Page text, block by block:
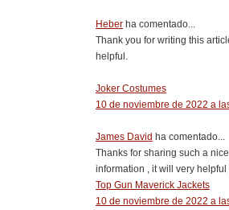
Heber ha comentado...
Thank you for writing this
helpful.
Joker Costumes
10 de noviembre de 2022 a
James David ha comentado...
Thanks for sharing such a
information , it will very helpful
Top Gun Maverick Jackets
10 de noviembre de 2022 a